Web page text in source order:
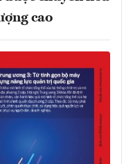
cao